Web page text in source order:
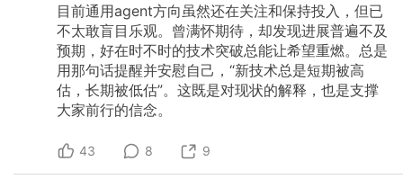
目前通用agent方向虽然还在关注和保持投入，但已
不太敢盲目乐观。曾满怀期待，却发现进展普遍不及
预期，好在时不时的技术突破总能让希望重燃。总是
用那句话提醒并安慰自己，“新技术总是短期被高
估，长期被低估”。这既是对现状的解释，也是支撑
大家前行的信念。
43 8 9